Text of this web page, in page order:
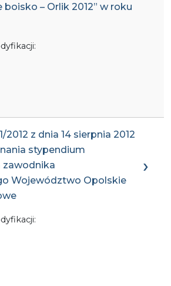
– Orlik 2012” w roku
2012 z dnia 14 sierpnia 2012
stypendium
Województwo Opolskie